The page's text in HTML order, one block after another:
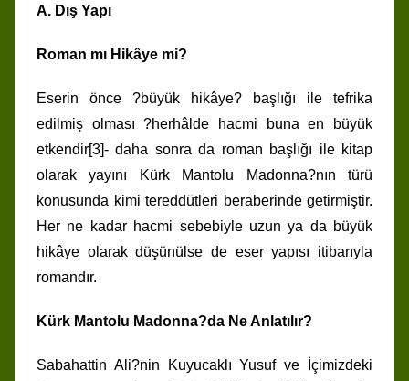
A. Dış Yapı
Roman mı Hikâye mi?
Eserin önce ?büyük hikâye? başlığı ile tefrika
edilmiş olması ?herhâlde hacmi buna en büyük
etkendir[3]- daha sonra da roman başlığı ile kitap
olarak yayını Kürk Mantolu Madonna?nın türü
konusunda kimi tereddütleri beraberinde getirmiştir.
Her ne kadar hacmi sebebiyle uzun ya da büyük
hikâye olarak düşünülse de eser yapısı itibarıyla
romandır.
Kürk Mantolu Madonna?da Ne Anlatılır?
Sabahattin Ali?nin Kuyucaklı Yusuf ve İçimizdeki